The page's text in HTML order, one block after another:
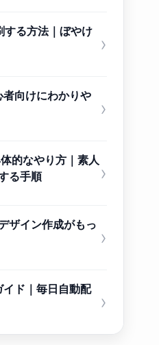
する方法｜ぼやけ
›
向けにわかりや
›
的なやり方｜素人
る手順
›
ザイン作成がもっ
›
ド｜毎日自動配
›